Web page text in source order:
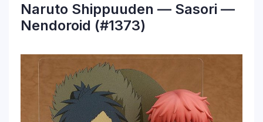
Naruto Shippuuden — Sasori —
Nendoroid (#1373)